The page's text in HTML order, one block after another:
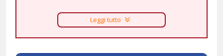
Leggi tutto